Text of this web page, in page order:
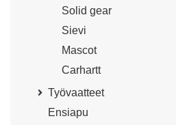
Solid gear
Sievi
Mascot
Carhartt
Työvaatteet
Ensiapu